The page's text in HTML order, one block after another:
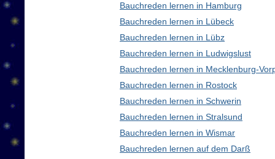
Bauchreden lernen in Hamburg
Bauchreden lernen in Lübeck
Bauchreden lernen in Lübz
Bauchreden lernen in Ludwigslust
Bauchreden lernen in Mecklenburg-
Bauchreden lernen in Rostock
Bauchreden lernen in Schwerin
Bauchreden lernen in Stralsund
Bauchreden lernen in Wismar
Bauchreden lernen auf dem Darß